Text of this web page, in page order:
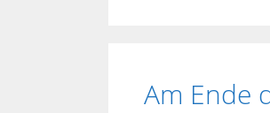
Am Ende